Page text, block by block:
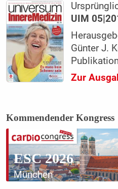
UIM
Günter J.
Zur
Kommendender Kongress
ESC 2026
München